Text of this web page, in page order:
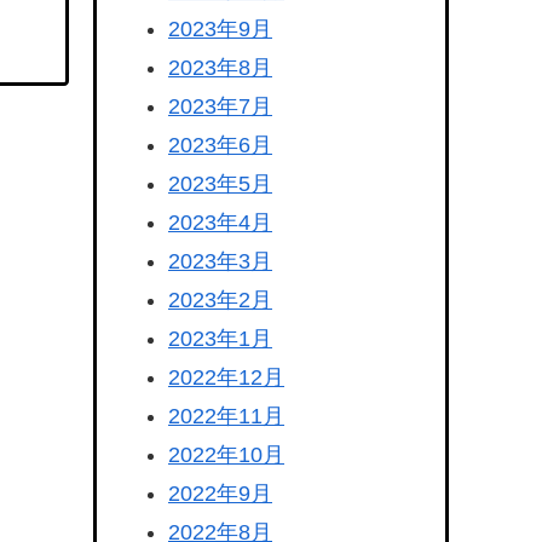
2023年9月
2023年8月
2023年7月
2023年6月
2023年5月
2023年4月
2023年3月
2023年2月
2023年1月
2022年12月
2022年11月
2022年10月
2022年9月
2022年8月